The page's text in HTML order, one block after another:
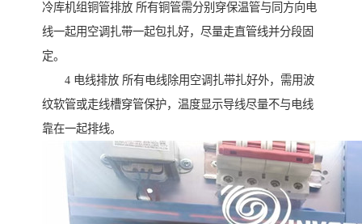
冷库机组铜管排放 所有铜管需分别穿保温管与同方向电
线一起用空调扎带一起包扎好，尽量走直管线并分段固
定。
4 电线排放 所有电线除用空调扎带扎好外，需用波
纹软管或走线槽穿管保护，温度显示导线尽量不与电线
靠在一起排线。